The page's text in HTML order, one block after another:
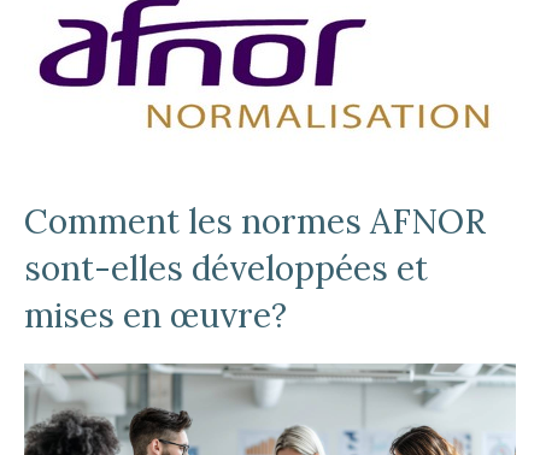
Comment les normes AFNOR
sont-elles développées et
mises en œuvre?